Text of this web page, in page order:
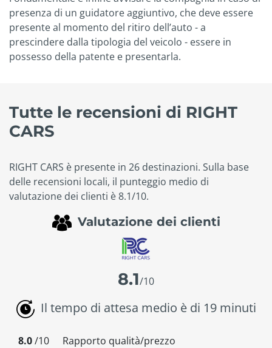
presenza di un guidatore aggiuntivo, che deve essere
presente al momento del ritiro dell’auto - a
prescindere dalla tipologia del veicolo - essere in
possesso della patente e presentarla.
Tutte le recensioni di RIGHT
CARS
RIGHT CARS è presente in 26 destinazioni. Sulla base
delle recensioni locali, il punteggio medio di
valutazione dei clienti è 8.1/10.
Valutazione dei clienti
8.1/10
Il tempo di attesa medio è di 19 minuti
8.0/10
Rapporto qualità/prezzo